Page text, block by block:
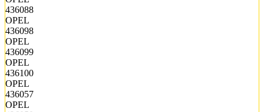
436088
OPEL
436098
OPEL
436099
OPEL
436100
OPEL
436057
OPEL